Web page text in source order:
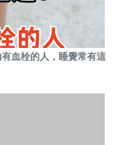
血栓的人，睡覺常有這